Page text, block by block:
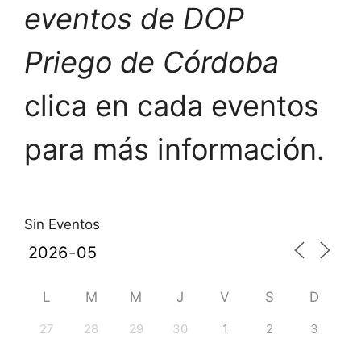
eventos de DOP
Priego de Córdoba
clica en cada eventos
para más información.
Sin Eventos
L M M J V S D
27 28 29 30 1 2
3